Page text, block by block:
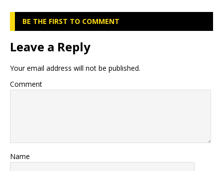
BE THE FIRST TO COMMENT
Leave a Reply
Your email address will not be published.
Comment
Name